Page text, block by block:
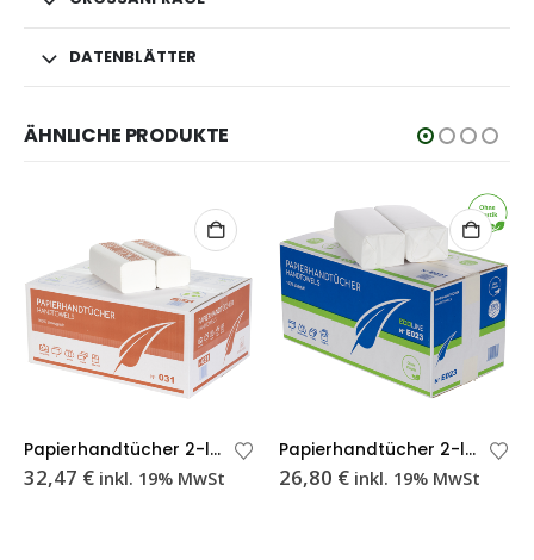
DATENBLÄTTER
ÄHNLICHE PRODUKTE
Papierhandtücher 2-lagig weiß Recycling Z-Falzung 25×21 cm – Karton
32,47 € inkl. 19% MwSt
Papierhandtücher 2-lagig weiß Ecoline Recycling Z-Falzung 25×21 cm – Karton
26,80 € inkl. 19% MwSt